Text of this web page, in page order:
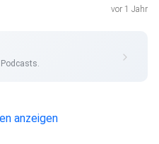
vor 1 Jahr
anzeigen